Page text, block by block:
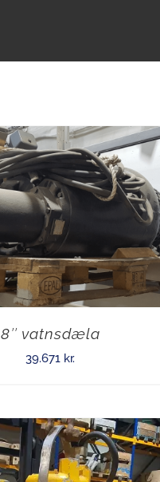
8″ vatnsdæla
39.671 kr.